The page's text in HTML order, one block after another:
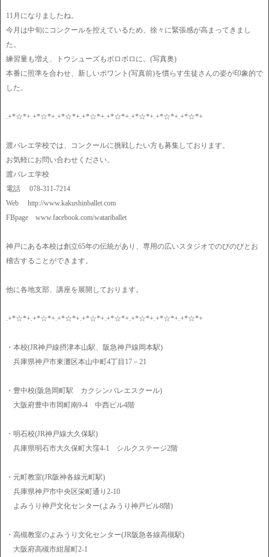
11月になりましたね。
今月は中旬にコンクールを控えているため、徐々に緊張感が高まってきまし
た。
練習量も増え、トウシューズもボロボロに。(写真奥)
本番に照準を合わせ、新しいポワント(写真前)を慣らす生徒さんの姿が印象的で
した。
.+*☆*+.+*☆*+.+*☆*+.+*☆*+.+*☆*+.+*☆*+.+*☆*+.+*☆*+
渡バレエ学校では、コンクールに挑戦したい方も募集しております。
お気軽にお問い合わせください。
渡バレエ学校
電話 078-311-7214
Web http://www.kakushinballet.com
FBpage www.facebook.com/watariballet
神戸にある本校は創立65年の伝統があり、専用の広いスタジオでのびのびとお
稽古することができます。
他に各地支部、講座を展開しております。
.+*☆*+.+*☆*+.+*☆*+.+*☆*+.+*☆*+.+*☆*+.+*☆*+.+*☆*+
・本校(JR神戸線摂津本山駅、阪急神戸線岡本駅)
兵庫県神戸市東灘区本山中町4丁目17－21
・豊中校(阪急岡町駅 カクシンバレエスクール)
大阪府豊中市岡町南9-4 中西ビル4階
・明石校(JR神戸線大久保駅)
兵庫県明石市大久保町大窪4-1 シルクステージ2階
・元町教室(JR阪神各線元町駅)
兵庫県神戸市中央区栄町通り2-10
よみうり神戸文化センター(よみうり神戸ビル8階)
・高槻教室のよみうり文化センター(JR阪急各線高槻駅)
大阪府高槻市紺屋町2-1